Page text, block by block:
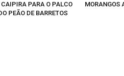
PARA O PALCO
PEÃO DE BARRETOS
MORANGOS